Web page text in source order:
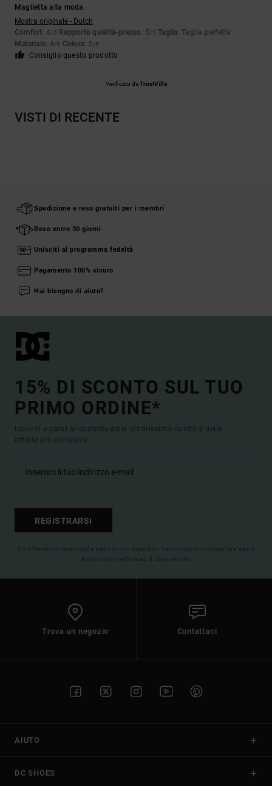
Maglietta alla moda
Mostra originale - Dutch
Comfort: 4/5 Rapporto qualità-prezzo : 5/5 Taglia: Taglia perfetta
Materiale: 4/5 Colore: 5/5
Consiglio questo prodotto
Verificato daTrustVille
VISTI DI RECENTE
Spedizione e reso gratuiti per i membri
Reso entro 30 giorni
Unisciti al programma fedeltà
Pagamento 100% sicuro
Hai bisogno di aiuto?
15% DI SCONTO SUL TUO
PRIMO ORDINE*
Iscriviti e sarai al corrente delle ultimissime novità e delle
offerte più esclusive.
REGISTRARSI
(*) Offerta on-line valida per i nuovi membri - Le condizioni complete sono
disponibili nella mail di benvenuto
Trova un negozio Contattaci
AIUTO
DC SHOES